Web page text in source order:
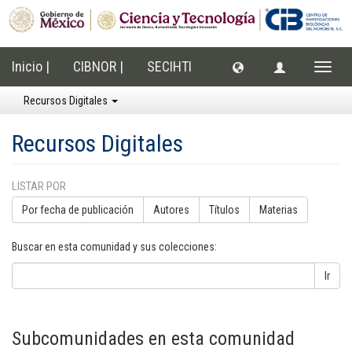
Inicio | CIBNOR | SECIHTI
Recursos Digitales
Recursos Digitales
LISTAR POR
Por fecha de publicación Autores Títulos Materias
Buscar en esta comunidad y sus colecciones:
Ir
Subcomunidades en esta comunidad